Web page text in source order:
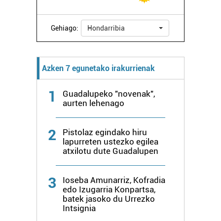
Webgune honek cookie propioak eta hirugarrenen cookie-
zerbitzuak hobetzeko asmoz, cookie teknologiaz
baliatzen gara. Ohar hau onartuz gero, teknologia hori
erabiltzeko baimen esplizitua ematen diguzu.Gehiago
Gehiago: Hondarribia
Azken 7 egunetako irakurrienak
1
Guadalupeko "novenak",
aurten lehenago
2
Pistolaz egindako hiru
lapurreten ustezko egilea
atxilotu dute Guadalupen
3
Ioseba Amunarriz, Kofradia
edo Izugarria Konpartsa,
batek jasoko du Urrezko
Intsignia